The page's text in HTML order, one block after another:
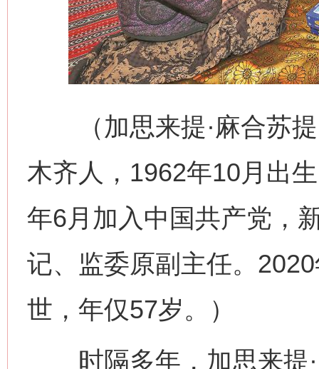
（加思来提·麻合苏提
木齐人，1962年10月出
年6月加入中国共产党，
记、监委原副主任。
世，年仅57岁。）
时隔多年，加思来提·